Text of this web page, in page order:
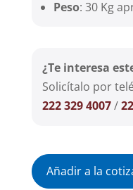
Peso: 30 Kg
¿Te interesa
Solicítalo por
222 329 4007/
Añadir a la